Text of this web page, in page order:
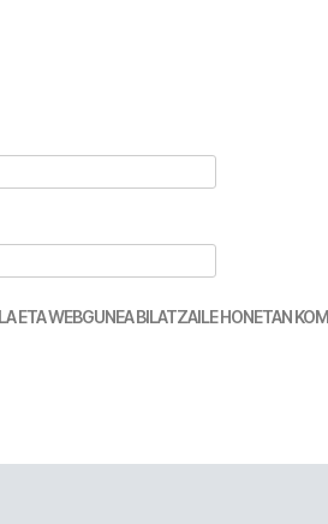
ETA WEBGUNEA BILATZAILE HONETAN